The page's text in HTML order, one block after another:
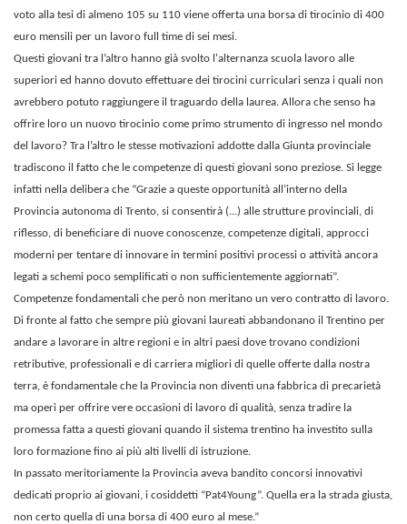
voto alla tesi di almeno 105 su 110 viene offerta una borsa di tirocinio di 400
euro mensili per un lavoro full time di sei mesi.
Questi giovani tra l’altro hanno già svolto l'alternanza scuola lavoro alle
superiori ed hanno dovuto effettuare dei tirocini curriculari senza i quali non
avrebbero potuto raggiungere il traguardo della laurea. Allora che senso ha
offrire loro un nuovo tirocinio come primo strumento di ingresso nel mondo
del lavoro? Tra l’altro le stesse motivazioni addotte dalla Giunta provinciale
tradiscono il fatto che le competenze di questi giovani sono preziose. Si legge
infatti nella delibera che “Grazie a queste opportunità all’interno della
Provincia autonoma di Trento, si consentirà (...) alle strutture provinciali, di
riflesso, di beneficiare di nuove conoscenze, competenze digitali, approcci
moderni per tentare di innovare in termini positivi processi o attività ancora
legati a schemi poco semplificati o non sufficientemente aggiornati”.
Competenze fondamentali che però non meritano un vero contratto di lavoro.
Di fronte al fatto che sempre più giovani laureati abbandonano il Trentino per
andare a lavorare in altre regioni e in altri paesi dove trovano condizioni
retributive, professionali e di carriera migliori di quelle offerte dalla nostra
terra, è fondamentale che la Provincia non diventi una fabbrica di precarietà
ma operi per offrire vere occasioni di lavoro di qualità, senza tradire la
promessa fatta a questi giovani quando il sistema trentino ha investito sulla
loro formazione fino ai più alti livelli di istruzione.
In passato meritoriamente la Provincia aveva bandito concorsi innovativi
dedicati proprio ai giovani, i cosiddetti “Pat4Young”. Quella era la strada giusta,
non certo quella di una borsa di 400 euro al mese.”